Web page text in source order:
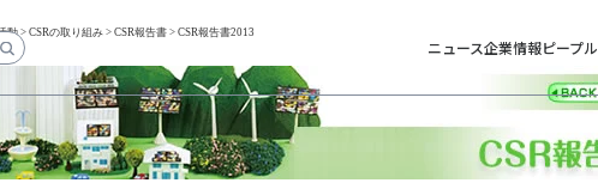
ニュース企業情報ピープル
動> CSRの取り組み > CSR報告書 > CSR報告書2013